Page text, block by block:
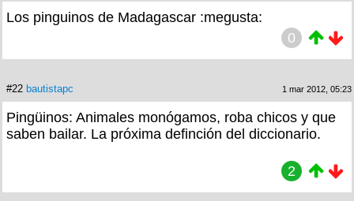
Los pinguinos de Madagascar :megusta:
0
#22 bautistapc 1 mar 2012, 05:23
Pingüinos: Animales monógamos, roba chicos y que
saben bailar. La próxima definción del diccionario.
2